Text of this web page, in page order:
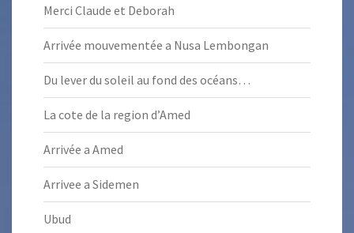
Merci Claude et Deborah
Arrivée mouvementée a Nusa Lembongan
Du lever du soleil au fond des océans…
La cote de la region d’Amed
Arrivée a Amed
Arrivee a Sidemen
Ubud